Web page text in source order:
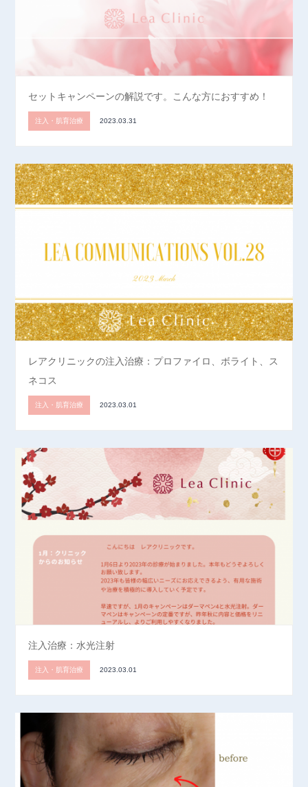
セットキャンペーンの解説です。こんな方におすすめ！
注入・肌育治療 2023.03.31
レアクリニックの注入治療：プロファイロ、ボライト、ス
ネコス
注入・肌育治療 2023.03.01
注入治療：水光注射
注入・肌育治療 2023.03.01